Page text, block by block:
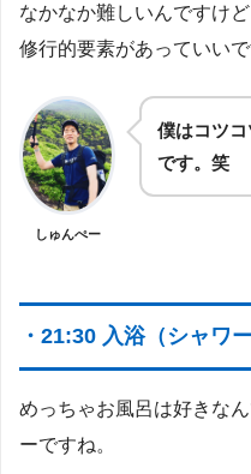
なかなか難しいんですけ
修行的要素があっていいで
しゅんぺー
僕はコツ
です。笑
・21:30 入浴（シャワー
めっちゃお風呂は好きな
ーですね。